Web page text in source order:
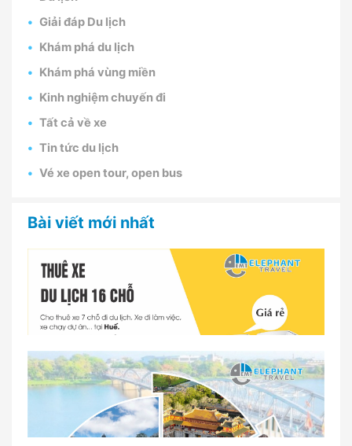
Giải đáp Du lịch
Khám phá du lịch
Khám phá vùng miền
Kinh nghiệm chuyến đi
Tất cả về xe
Tin tức du lịch
Vé xe open tour, open bus
Bài viết mới nhất
Dịch vụ thuê xe 16 chỗ tại Huế 2026